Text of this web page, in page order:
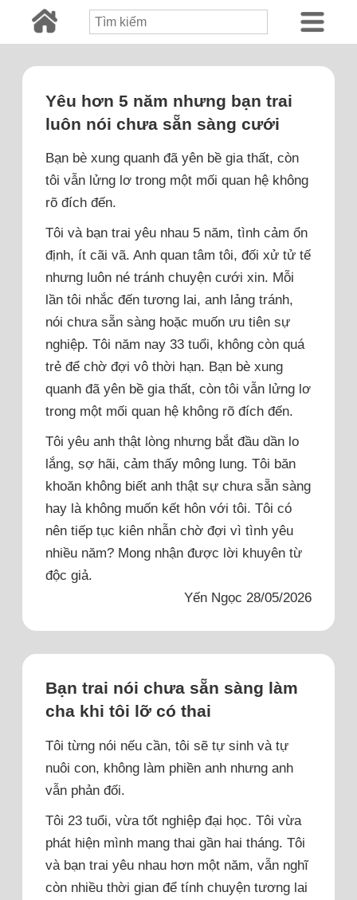
Yêu hơn 5 năm nhưng bạn trai
luôn nói chưa sẵn sàng cưới
Bạn bè xung quanh đã yên bề gia thất, còn
tôi vẫn lửng lơ trong một mối quan hệ không
rõ đích đến.
Tôi và bạn trai yêu nhau 5 năm, tình cảm ổn
định, ít cãi vã. Anh quan tâm tôi, đối xử tử tế
nhưng luôn né tránh chuyện cưới xin. Mỗi
lần tôi nhắc đến tương lai, anh lảng tránh,
nói chưa sẵn sàng hoặc muốn ưu tiên sự
nghiệp. Tôi năm nay 33 tuổi, không còn quá
trẻ để chờ đợi vô thời hạn. Bạn bè xung
quanh đã yên bề gia thất, còn tôi vẫn lửng lơ
trong một mối quan hệ không rõ đích đến.
Tôi yêu anh thật lòng nhưng bắt đầu dần lo
lắng, sợ hãi, cảm thấy mông lung. Tôi băn
khoăn không biết anh thật sự chưa sẵn sàng
hay là không muốn kết hôn với tôi. Tôi có
nên tiếp tục kiên nhẫn chờ đợi vì tình yêu
nhiều năm? Mong nhận được lời khuyên từ
độc giả.
Yến Ngọc 28/05/2026
Bạn trai nói chưa sẵn sàng làm
cha khi tôi lỡ có thai
Tôi từng nói nếu cần, tôi sẽ tự sinh và tự
nuôi con, không làm phiền anh nhưng anh
vẫn phản đối.
Tôi 23 tuổi, vừa tốt nghiệp đại học. Tôi vừa
phát hiện mình mang thai gần hai tháng. Tôi
và bạn trai yêu nhau hơn một năm, vẫn nghĩ
còn nhiều thời gian để tính chuyện tương lai